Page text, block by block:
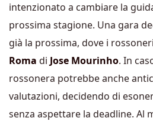
intenzionato a cambiare la
prossima stagione. Una gara
già la prossima, dove i
Roma di Jose Mourinho. In
rossonera potrebbe anche
valutazioni, decidendo di
senza aspettare la deadline. Al